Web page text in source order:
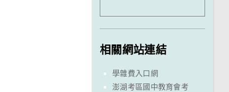
相關網站連結
學雜費入口網
澎湖考區國中教育會考